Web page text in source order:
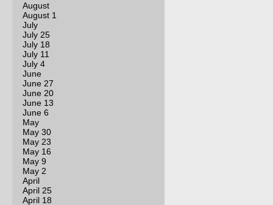
August
August 1
July
July 25
July 18
July 11
July 4
June
June 27
June 20
June 13
June 6
May
May 30
May 23
May 16
May 9
May 2
April
April 25
April 18